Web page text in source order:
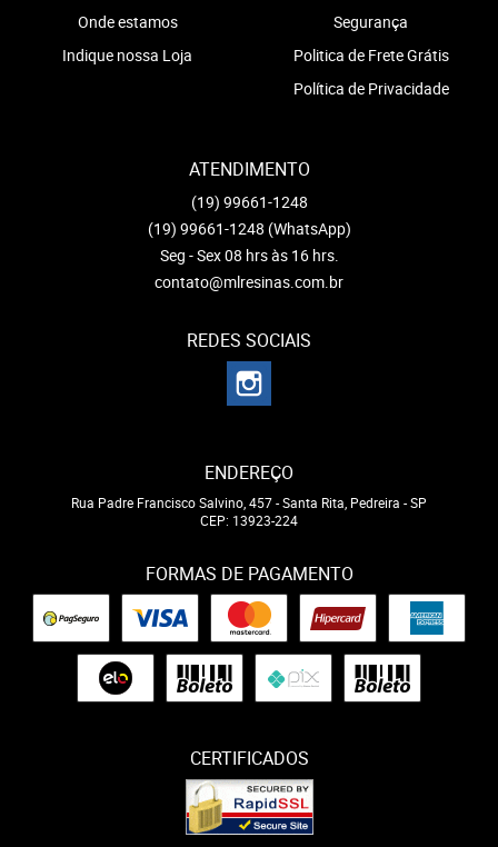
Onde estamos
Indique nossa Loja
Segurança
Politica de Frete Grátis
Política de Privacidade
ATENDIMENTO
(19) 99661-1248
(19) 99661-1248 (WhatsApp)
Seg - Sex 08 hrs às 16 hrs.
contato@mlresinas.com.br
REDES SOCIAIS
ENDEREÇO
Rua Padre Francisco Salvino, 457-Santa Rita, Pedreira -SP
CEP: 13923-224
FORMAS DE PAGAMENTO
CERTIFICADOS